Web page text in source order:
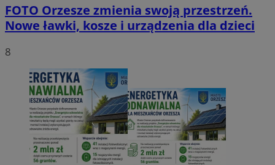
FOTO Orzesze zmienia swoją przestrzeń.
Nowe ławki, kosze i urządzenia dla dzieci
8